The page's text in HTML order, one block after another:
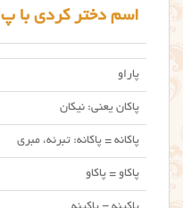
اسم دختر کردی با پ
پاراو
پاکان یعنی: نیکان
پاکانه = پاکانه: تبرئه، مبری
پاکاو = پاکاو